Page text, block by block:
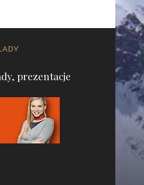
prezentacje